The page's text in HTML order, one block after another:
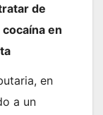
de
en
en
a un